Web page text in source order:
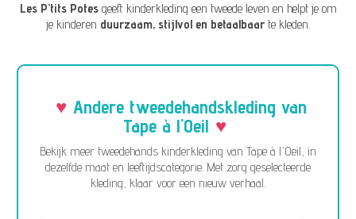
Les P’tits Potesgeeft kinderkleding een tweede leven en helpt je om
je kinderen duurzaam, stijlvol en betaalbaar te kleden.
Andere tweedehandskleding van
Tape à l'Oeil
Bekijk meer tweedehands kinderkleding van Tape à l'Oeil, in
dezelfde maat en leeftijdscategorie. Met zorg geselecteerde
kleding, klaar voor een nieuw verhaal.